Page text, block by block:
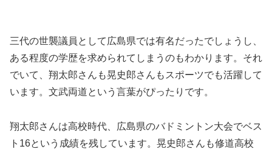
三代の世襲議員として広島県では有名だったでしょうし、
ある程度の学歴を求められてしまうのもわかります。それ
でいて、翔太郎さんも晃史郎さんもスポーツでも活躍して
います。文武両道という言葉がぴったりです。
翔太郎さんは高校時代、広島県のバドミントン大会でベス
ト16という成績を残しています。晃史郎さんも修道高校